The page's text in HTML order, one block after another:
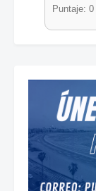
Puntaje: 0